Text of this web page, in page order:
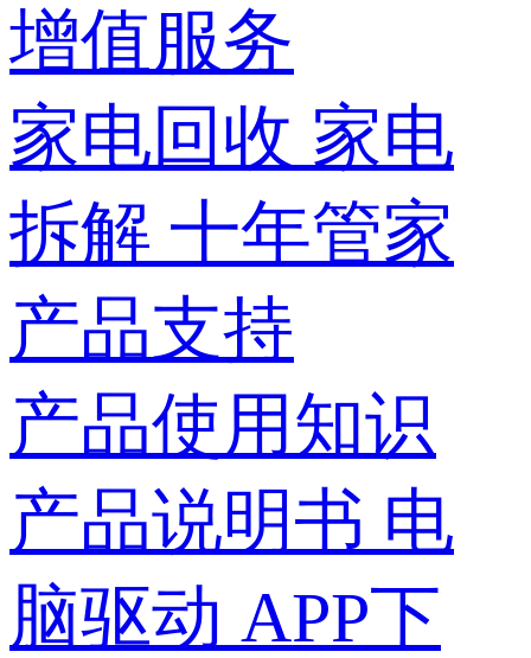
增值服务
家电回收 家电
拆解 十年管家
产品支持
产品使用知识
产品说明书 电
脑驱动 APP下